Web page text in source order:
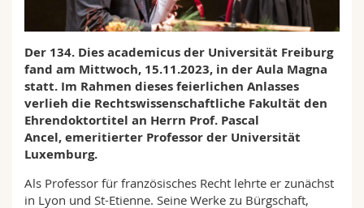
Math.-Nat. und Med. Fak.
Interfakultär
Mitarbeitende
Doktorierende
Webmail
Vorlesungsverzeichnis
MyUnifr
Der 134. Dies academicus der Universität Freiburg
fand am Mittwoch, 15.11.2023, in der Aula Magna
statt. Im Rahmen dieses feierlichen Anlasses
verlieh die Rechtswissenschaftliche Fakultät den
Ehrendoktortitel an Herrn Prof. Pascal
Ancel, emeritierter Professor der Universität
Luxemburg.
Als Professor für französisches Recht lehrte er zunächst
in Lyon und St-Etienne. Seine Werke zu Bürgschaft,